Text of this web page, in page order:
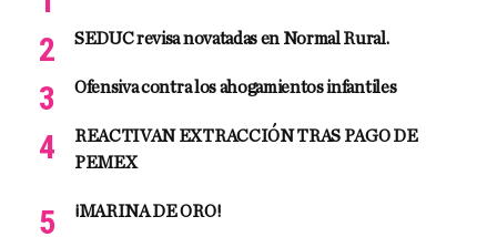
SEDUC revisa novatadas en Normal Rural.
Ofensiva contra los ahogamientos infantiles
REACTIVAN EXTRACCIÓN TRAS PAGO DE
PEMEX
¡MARINA DE ORO!